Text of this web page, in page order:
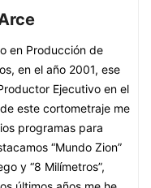
en Producción de
en el año 2001, ese
Ejecutivo en el
este cortometraje me
programas para
“Mundo Zion”
y “8 Milímetros”,